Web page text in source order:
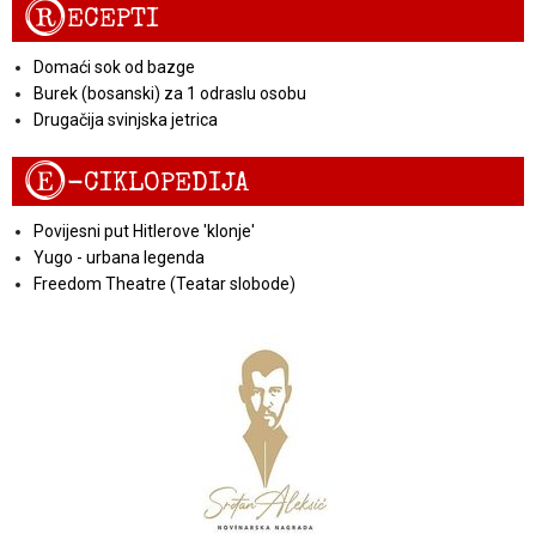
RECEPTI
Domaći sok od bazge
Burek (bosanski) za 1 odraslu osobu
Drugačija svinjska jetrica
E-CIKLOPEDIJA
Povijesni put Hitlerove 'klonje'
Yugo - urbana legenda
Freedom Theatre (Teatar slobode)